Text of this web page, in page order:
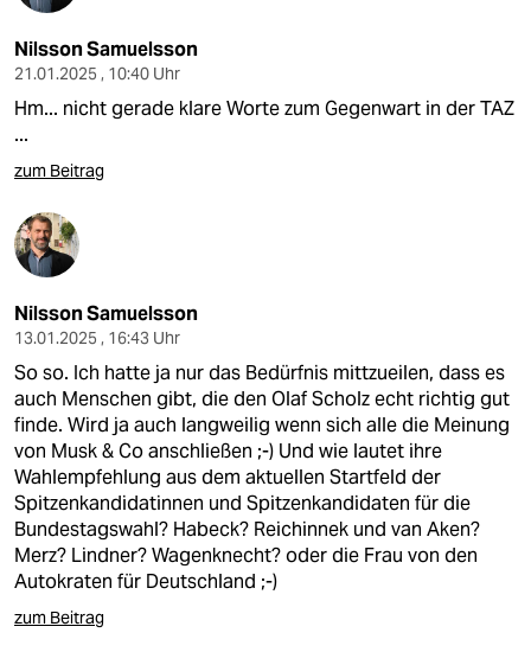
Nilsson Samuelsson
21.01.2025 , 10:40 Uhr
Hm... nicht gerade klare Worte zum Gegenwart in der TAZ
...
zum Beitrag
Nilsson Samuelsson
13.01.2025 , 16:43 Uhr
So so. Ich hatte ja nur das Bedürfnis mittzueilen, dass es
auch Menschen gibt, die den Olaf Scholz echt richtig gut
finde. Wird ja auch langweilig wenn sich alle die Meinung
von Musk & Co anschließen ;-) Und wie lautet ihre
Wahlempfehlung aus dem aktuellen Startfeld der
Spitzenkandidatinnen und Spitzenkandidaten für die
Bundestagswahl? Habeck? Reichinnek und van Aken?
Merz? Lindner? Wagenknecht? oder die Frau von den
Autokraten für Deutschland ;-)
zum Beitrag